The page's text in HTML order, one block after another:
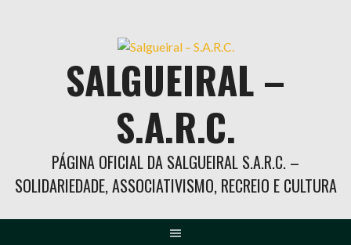
SALGUEIRAL –
S.A.R.C.
PÁGINA OFICIAL DA SALGUEIRAL S.A.R.C. –
SOLIDARIEDADE, ASSOCIATIVISMO, RECREIO E CULTURA